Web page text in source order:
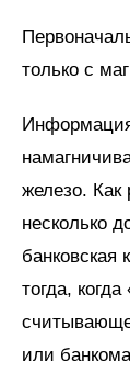
только с
железо. Как
несколько
банковская
тогда,
или